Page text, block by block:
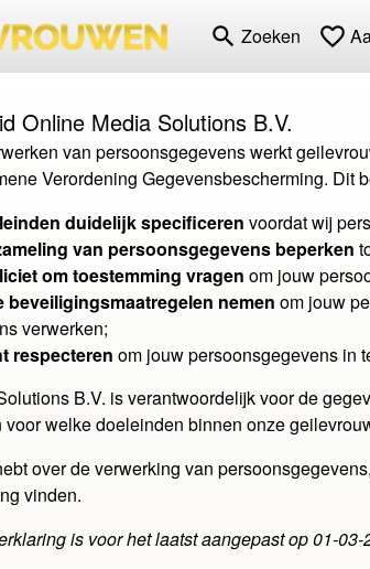
search Zoeken favorite_border
Online Media Solutions B.V.
van persoonsgegevens werkt
Verordening Gegevensbescherming. Dit
duidelijk specificeren voordat wij
van persoonsgegevens beperken
om toestemming vragen om jouw
beveiligingsmaatregelen nemen om jouw
verwerken;
respecteren om jouw persoonsgegevens in
B.V. is verantwoordelijk voor de
voor welke doeleinden binnen onze
over de verwerking van
vinden.
is voor het laatst aangepast op 01-03-